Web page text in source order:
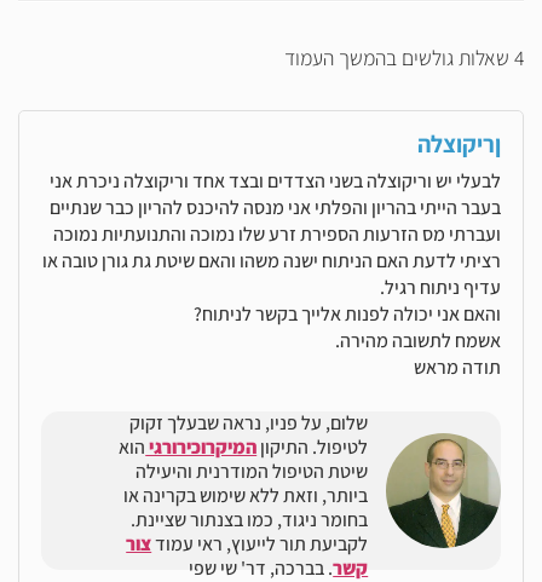
4 שאלות גולשים בהמשך העמוד
ןריקוצלה
לבעלי יש וריקוצלה בשני הצדדים ובצד אחד וריקוצלה ניכרת אני
בעבר הייתי בהריון והפלתי אני מנסה להיכנס להריון כבר שנתיים
ועברתי מס הזרעות הספירת זרע שלו נמוכה והתנועתיות נמוכה
רציתי לדעת האם הניתוח ישנה משהו והאם שיטת גת גורן טובה או
עדיף ניתוח רגיל.
והאם אני יכולה לפנות אלייך בקשר לניתוח?
אשמח לתשובה מהירה.
תודה מראש
שלום, על פניו, נראה שבעלך זקוק
לטיפול. התיקוןהמיקרוכירורגיהוא
שיטת הטיפול המודרנית והיעילה
ביותר, וזאת ללא שימוש בקרינה או
בחומר ניגוד, כמו בצנתור שציינת.
לקביעת תור לייעוץ, ראי עמודצור
קשר. בברכה, דר' שי שפי